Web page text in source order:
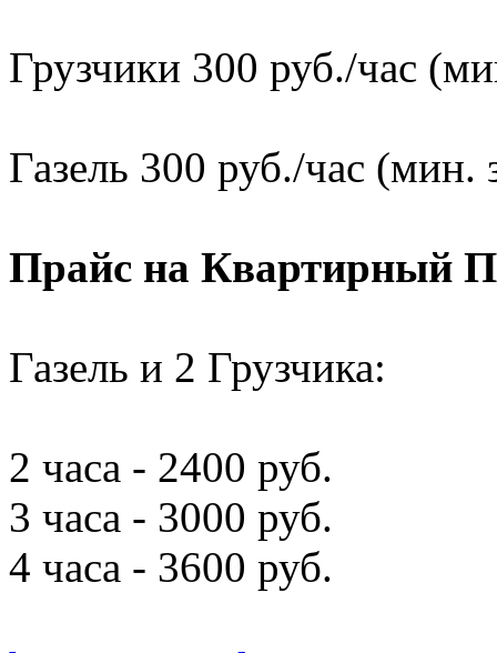
Грузчики 300 руб./час
Газель 300 руб./час (мин.
Прайс на Квартирный
Газель и 2 Грузчика:
2 часа - 2400 руб.
3 часа - 3000 руб.
4 часа - 3600 руб.